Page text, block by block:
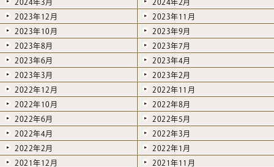
2024年3月
2024年2月
2023年12月
2023年11月
2023年10月
2023年9月
2023年8月
2023年7月
2023年6月
2023年4月
2023年3月
2023年2月
2022年12月
2022年11月
2022年10月
2022年8月
2022年6月
2022年5月
2022年4月
2022年3月
2022年2月
2022年1月
2021年12月
2021年11月